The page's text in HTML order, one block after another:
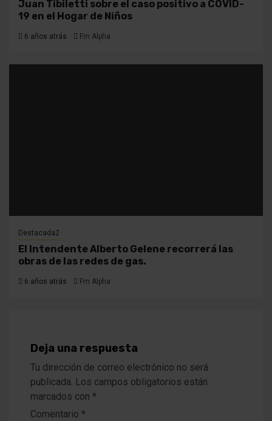
Juan Tibiletti sobre el caso positivo a COVID-
19 en el Hogar de Niños
6 años atrás Fm Alpha
Destacada2
El Intendente Alberto Gelene recorrerá las
obras de las redes de gas.
6 años atrás Fm Alpha
Deja una respuesta
Tu dirección de correo electrónico no será
publicada. Los campos obligatorios están
marcados con *
Comentario *